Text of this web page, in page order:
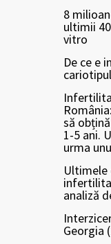
8
ultimii
vitro
De ce e
să
1-5 ani.
urma
analiză
Georgia